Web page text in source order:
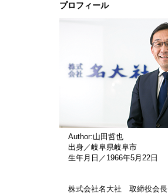
プロフィール
Author:山田哲也
出身／岐阜県岐阜市
生年月日／1966年5月22日
株式会社名大社 取締役会長